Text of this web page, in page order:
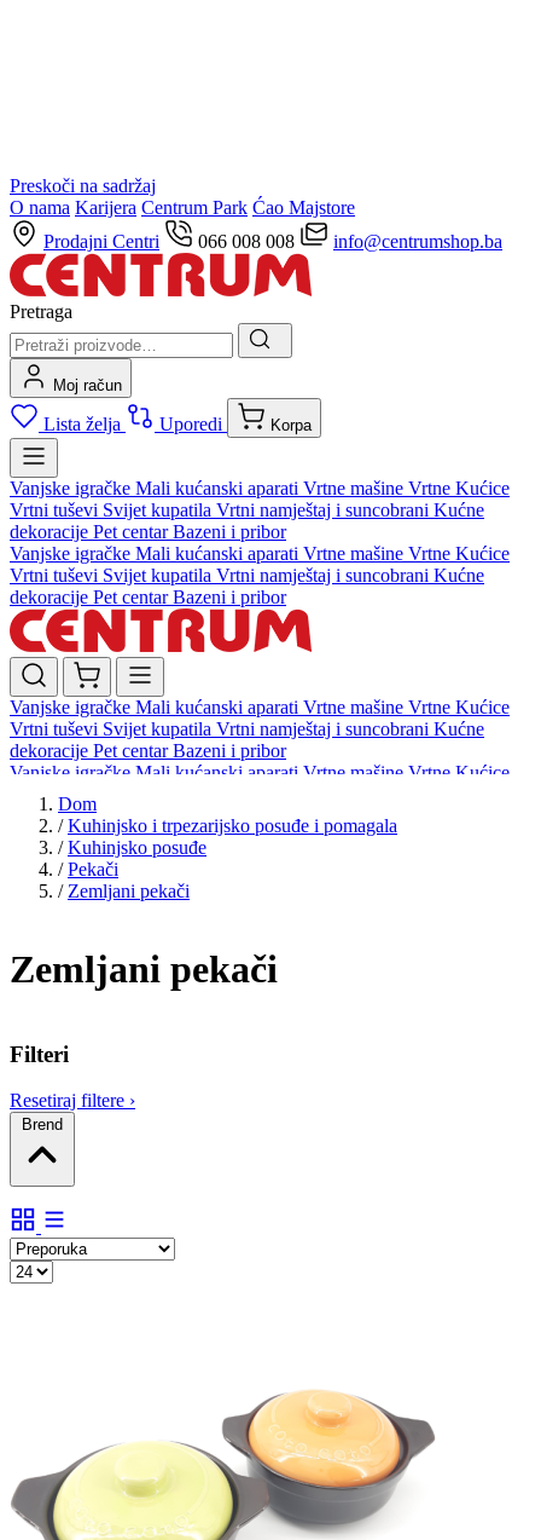
Preskoči na sadržaj
O nama Karijera Centrum Park Ćao Majstore
Prodajni Centri
066 008 008 info@centrumshop.ba
Pretraga
Moj račun
Lista želja Uporedi Korpa
Vanjske igračke Mali kućanski aparati Vrtne mašine Vrtne Kućice
Vrtni tuševi Svijet kupatila Vrtni namještaj i suncobrani Kućne
dekoracije Pet centarBazeni i pribor
Vanjske igračke Mali kućanski aparati Vrtne mašine Vrtne Kućice
Vrtni tuševi Svijet kupatila Vrtni namještaj i suncobrani Kućne
dekoracije Pet centarBazeni i pribor
Vanjske igračke Mali kućanski aparati Vrtne mašine Vrtne Kućice
Vrtni tuševi Svijet kupatila Vrtni namještaj i suncobrani Kućne
dekoracije Pet centarBazeni i pribor
Vanjske igračke Mali kućanski aparati Vrtne mašine Vrtne Kućice
Vrtni tuševi
dekoracijePet centar Bazeni i pribor
Dom
/ Kuhinjsko i trpezarijsko posuđe i pomagala
/ Kuhinjsko posuđe
/ Pekači
/ Zemljani pekači
Zemljani pekači
Filteri
Resetiraj filtere ›
Brend